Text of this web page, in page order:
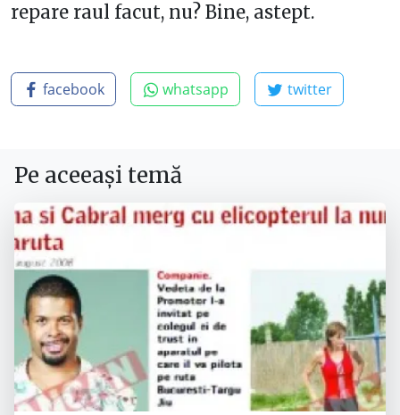
repare raul facut, nu? Bine, astept.
facebook whatsapp twitter
Pe aceeași temă